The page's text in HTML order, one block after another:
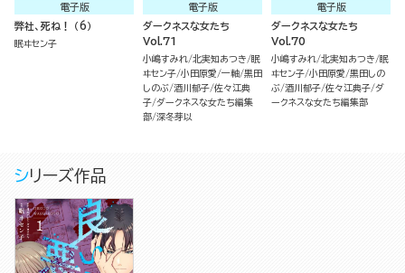
電子版
弊社、死ね！ （6）
眠ヰセン子
電子版
ダークネスな女たち
Vol.71
小嶋すみれ 北実知あつき
眠
ヰセン子 小田原愛 一軸 黒田
しのぶ 酒川郁子 佐々江典
子 ダークネスな女たち編集
部 深冬芽以
電子版
ダークネスな女たち
Vol.70
小嶋すみれ 北実知あつき
眠
ヰセン子 小田原愛 黒田しの
ぶ 酒川郁子 佐々江典子 ダ
ークネスな女たち編集部
シリーズ作品